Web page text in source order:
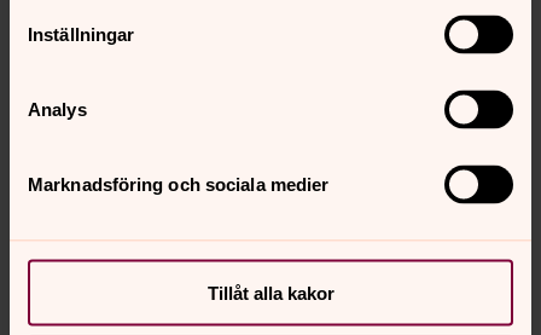
Inställningar
Analys
Marknadsföring och sociala medier
Tillåt alla kakor
Direkt:0511-262 15
Synpunkter eller frågor på sidans
innehåll?